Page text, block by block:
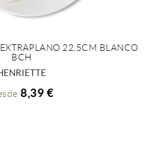
+ INFO
22,5CM BLANCO
BCH
8,39 €